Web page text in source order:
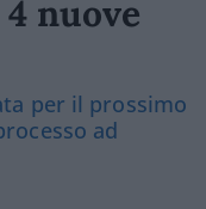
nuove
per il prossimo
ad